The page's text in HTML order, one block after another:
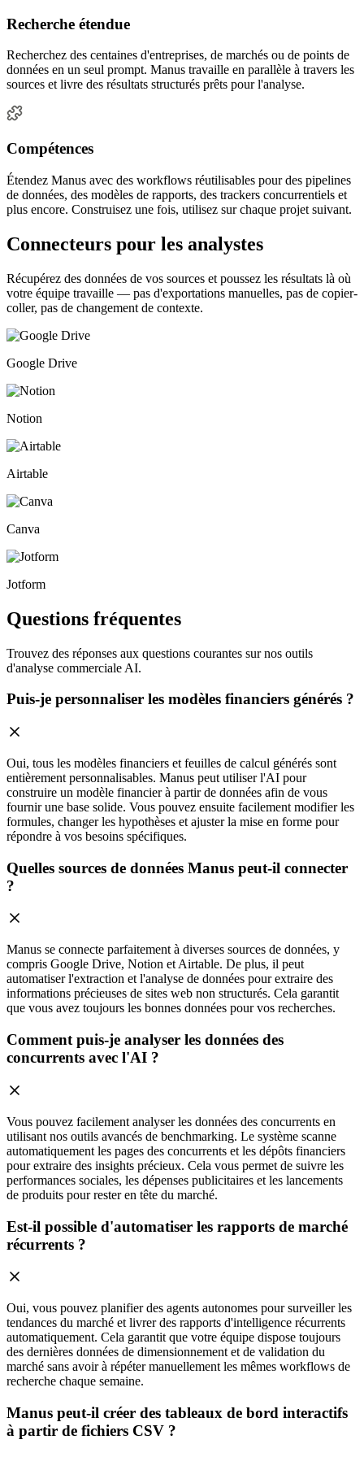
Recherche étendue
Recherchez des centaines d'entreprises, de marchés ou de points de
données en un seul prompt. Manus travaille en parallèle à travers les
sources et livre des résultats structurés prêts pour l'analyse.
Compétences
Étendez Manus avec des workflows réutilisables pour des pipelines
de données, des modèles de rapports, des trackers concurrentiels et
plus encore. Construisez une fois, utilisez sur chaque projet suivant.
Connecteurs pour les analystes
Récupérez des données de vos sources et poussez les résultats là où
votre équipe travaille — pas d'exportations manuelles, pas de copier-
coller, pas de changement de contexte.
Google Drive
Notion
Airtable
Canva
Jotform
Questions fréquentes
Trouvez des réponses aux questions courantes sur nos outils
d'analyse commerciale AI.
Puis-je personnaliser les modèles financiers générés ?
Oui, tous les modèles financiers et feuilles de calcul générés sont
entièrement personnalisables. Manus peut utiliser l'AI pour
construire un modèle financier à partir de données afin de vous
fournir une base solide. Vous pouvez ensuite facilement modifier les
formules, changer les hypothèses et ajuster la mise en forme pour
répondre à vos besoins spécifiques.
Quelles sources de données Manus peut-il connecter
?
Manus se connecte parfaitement à diverses sources de données, y
compris Google Drive, Notion et Airtable. De plus, il peut
automatiser l'extraction et l'analyse de données pour extraire des
informations précieuses de sites web non structurés. Cela garantit
que vous avez toujours les bonnes données pour vos recherches.
Comment puis-je analyser les données des
concurrents avec l'AI ?
Vous pouvez facilement analyser les données des concurrents en
utilisant nos outils avancés de benchmarking. Le système scanne
automatiquement les pages des concurrents et les dépôts financiers
pour extraire des insights précieux. Cela vous permet de suivre les
performances sociales, les dépenses publicitaires et les lancements
de produits pour rester en tête du marché.
Est-il possible d'automatiser les rapports de marché
récurrents ?
Oui, vous pouvez planifier des agents autonomes pour surveiller les
tendances du marché et livrer des rapports d'intelligence récurrents
automatiquement. Cela garantit que votre équipe dispose toujours
des dernières données de dimensionnement et de validation du
marché sans avoir à répéter manuellement les mêmes workflows de
recherche chaque semaine.
Manus peut-il créer des tableaux de bord interactifs
à partir de fichiers CSV ?